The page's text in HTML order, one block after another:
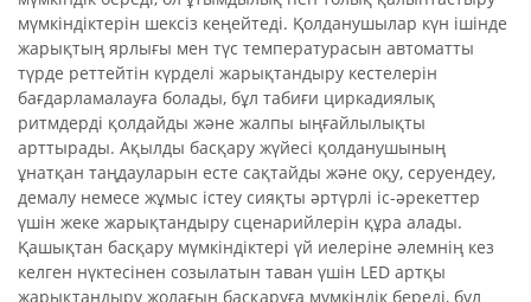
мүмкіндіктерін шексіз кеңейтеді. Қолданушылар күн ішінде
жарықтың ярлығы мен түс температурасын автоматты
түрде реттейтін күрделі жарықтандыру кестелерін
бағдарламалауға болады, бұл табиғи циркадиялық
ритмдерді қолдайды және жалпы ыңғайлылықты
арттырады. Ақылды басқару жүйесі қолданушының
ұнатқан таңдауларын есте сақтайды және оқу, серуендеу,
демалу немесе жұмыс істеу сияқты әртүрлі іс-әрекеттер
үшін жеке жарықтандыру сценарийлерін құра алады.
Қашықтан басқару мүмкіндіктері үй иелеріне әлемнің кез
келген нүктесінен созылатын таван үшін LED артқы
жарықтандыру жолағын басқаруға мүмкіндік береді, бұл